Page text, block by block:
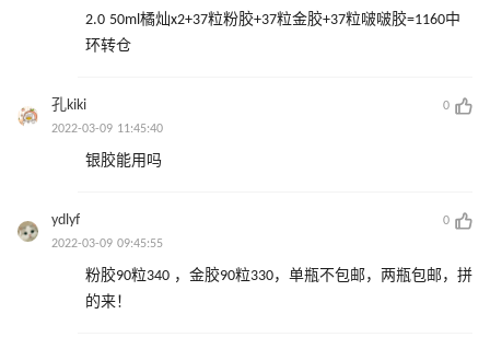
2.0 50ml橘灿x2+37粒粉胶+37粒金胶+37粒啵啵胶=1160中
环转仓
孔kiki
0
2022-03-09 11:45:40
银胶能用吗
ydlyf
0
2022-03-09 09:45:55
粉胶90粒340 ，金胶90粒330，单瓶不包邮，两瓶包邮，拼
的来！